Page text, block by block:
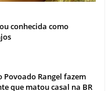
conhecida como
Rangel fazem
que matou casal na BR